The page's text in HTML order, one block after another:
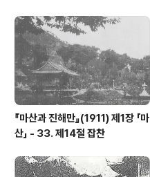
『마산과 진해만』(1911) 제1장 「마
산」 - 33. 제14절 잡찬